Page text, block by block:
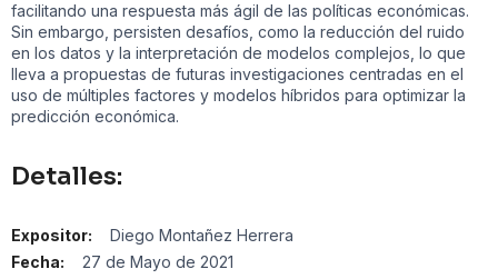
facilitando una respuesta más ágil de las políticas económicas.
Sin embargo, persisten desafíos, como la reducción del ruido
en los datos y la interpretación de modelos complejos, lo que
lleva a propuestas de futuras investigaciones centradas en el
uso de múltiples factores y modelos híbridos para optimizar la
predicción económica.
Detalles:
Expositor:
Diego Montañez Herrera
Fecha:
27 de Mayo de 2021